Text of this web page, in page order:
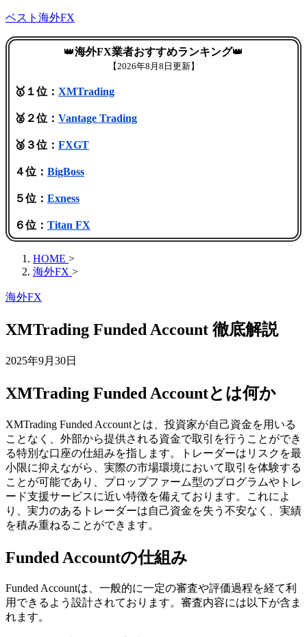
ベスト海外FX
👑海外FX業者おすすめランキング👑
【2026年8月8日更新】
🥇１位： XMTrading
🥈２位： Vantage Trading
🥉３位： FXGT
４位： BigBoss
５位： Exness
６位： Titan FX
HOME >
海外FX >
海外FX
XMTrading Funded Account 徹底解説
2025年9月30日
XMTrading Funded Accountとは何か
XMTrading Funded Accountとは、投資家が自己資金を用いる
ことなく、外部から提供される資金で取引を行うことができ
る特別な口座の仕組みを指します。トレーダーはリスクを最
小限に抑えながら、実際の市場環境において取引を体験する
ことが可能であり、プロップファーム型のプログラムやトレ
ード支援サービスに近い特徴を備えております。これによ
り、実力のあるトレーダーは自己資金を失う不安なく、実績
を積み重ねることができます。
Funded Accountの仕組み
Funded Accountは、一般的に一定の審査や評価過程を経て利
用できるよう設計されております。審査内容には以下が含ま
れます。